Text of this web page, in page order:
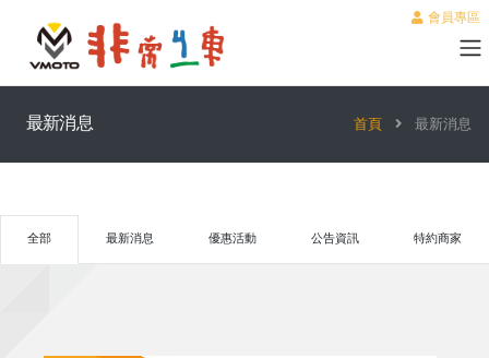
會員專區
最新消息 首頁 最新消息
全部 最新消息 優惠活動 公告資訊 特約商家